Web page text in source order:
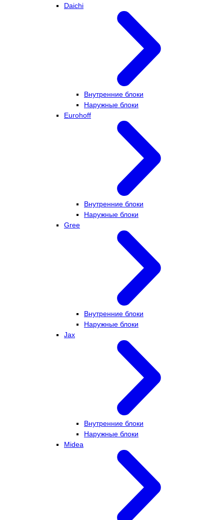
Daichi
Внутренние блоки
Наружные блоки
Eurohoff
Внутренние блоки
Наружные блоки
Gree
Внутренние блоки
Наружные блоки
Jax
Внутренние блоки
Наружные блоки
Midea